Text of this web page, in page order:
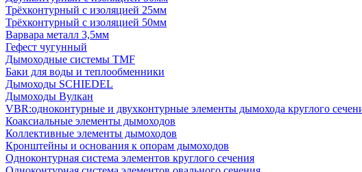
Трёхконтурный с изоляцией 25мм
Трёхконтурный с изоляцией 50мм
Варвара металл 3,5мм
Гефест чугунный
Дымоходные системы TMF
Баки для воды и теплообменники
Дымоходы SCHIEDEL
Дымоходы Вулкан
VBR:одноконтурные и двухконтурные элементы дымохода круглого
Коаксиальные элементы дымоходов
Коллективные элементы дымоходов
Кронштейны и основания к опорам дымоходов
Одноконтурная система элементов круглого сечения